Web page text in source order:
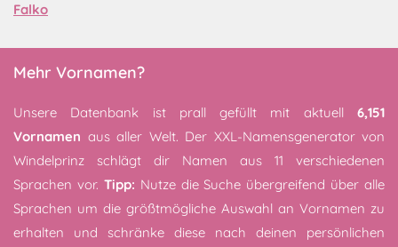
Falko
Mehr Vornamen?
Unsere Datenbank ist prall gefüllt mit aktuell 6,151
Vornamen aus aller Welt. Der XXL-Namensgenerator von
Windelprinz schlägt dir Namen aus 11 verschiedenen
Sprachen vor. Tipp: Nutze die Suche übergreifend über alle
Sprachen um die größtmögliche Auswahl an Vornamen zu
erhalten und schränke diese nach deinen persönlichen